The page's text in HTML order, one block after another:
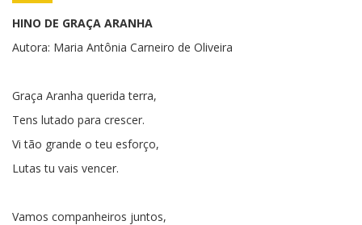
HINO DE GRAÇA ARANHA
Autora: Maria Antônia Carneiro de Oliveira
Graça Aranha querida terra,
Tens lutado para crescer.
Vi tão grande o teu esforço,
Lutas tu vais vencer.
Vamos companheiros juntos,